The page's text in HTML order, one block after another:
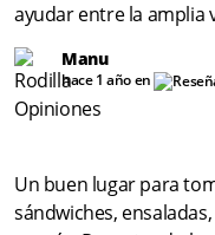
ayudar entre la amplia
Manu
hace 1 año en
Un buen lugar para
sándwiches,